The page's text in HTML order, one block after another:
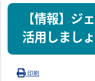
【情報】ジ
活用しまし
印刷